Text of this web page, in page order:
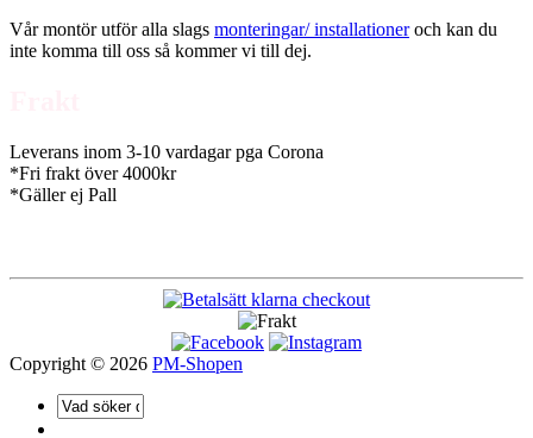
Vår montör utför alla slags monteringar/ installationeroch kan du
inte komma till oss så kommer vi till dej.
Leverans inom 3-10 vardagar pga Corona
*Fri frakt över 4000kr
*Gäller ej Pall
Copyright © 2026 PM-Shopen